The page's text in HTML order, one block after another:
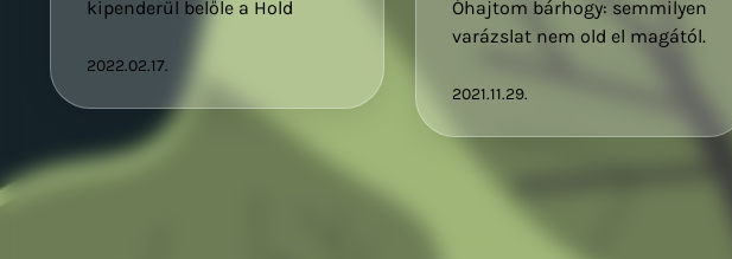
kipenderül belőle a Hold
2022.02.17.
Óhajtom bárhogy: semmilyen
varázslat nem old el magától.
2021.11.29.